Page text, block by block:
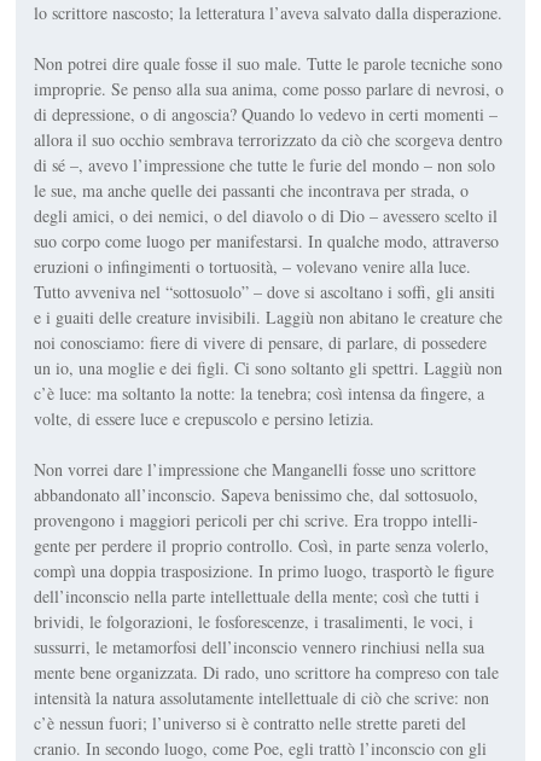
lo scrittore nascosto; la lette­ratura l’aveva salvato dalla disperazione.
Non potrei dire quale fosse il suo male. Tutte le parole tecniche sono
improprie. Se penso alla sua anima, come posso parlare di ne­vrosi, o
di depressione, o di ango­scia? Quando lo vedevo in certi momenti –
allora il suo occhio sembrava terrorizzato da ciò che scorgeva dentro
di sé –, avevo l’impressione che tutte le furie del mondo – non solo
le sue, ma an­che quelle dei passanti che incontrava per strada, o
degli amici, o dei nemici, o del diavolo o di Dio – ­avessero scelto il
suo corpo come luogo per manifestarsi. In qual­che modo, attraverso
eruzioni o infingimenti o tortuosità, –volevanovenire alla luce.
Tutto avve­niva nel “sottosuolo” – dove si a­scoltano i soffi, gli ansiti
e i guaiti delle creature invisibili. Laggiù non abitano le creature che
noi conosciamo: fiere di vivere di pensare, di parlare, di possedere
unio, una moglie e dei figli. Ci sono soltanto gli spettri. Laggiù non
c’è luce: ma soltanto la notte: la tenebra; così intensa da fingere, a
volte, di essere luce e crepusco­lo e persino letizia.
Non vorrei dare l’impressione che Manganelli fosse uno scritto­re
abbandonato all’inconscio. Sapeva benissimo che, dal sottosuolo,
provengono i ­maggiori perico­li per chi scrive. Era troppo intelli­
gente per perdere il proprio con­trollo. Così, in parte senza volerlo,
compì una doppia trasposizione. In primo luogo, trasportò le figure
dell’inconscio nella parte intell­ettuale della mente; così che tutti i
brividi, le folgorazioni, le fo­sforescenze, i trasalimenti, le voci, i
sussurri, le metamorfosi dell’inconscio vennero rinchiusi nella sua
mente bene organizzata. Di rado, uno scrittore ha compre­so con tale
intensità la natura as­solutamente intellettuale di ciò che scrive: non
c’è nessunfuori; l’universo si è contratto nelle stret­te pareti del
cranio. In secondo luogo, come Poe, egli trattò l’inconscio con gli